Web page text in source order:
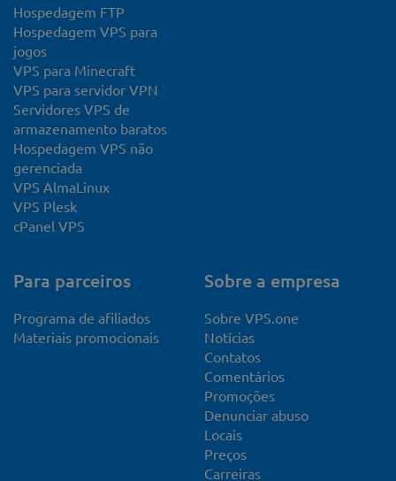
Hospedagem FTP
Hospedagem VPS para
jogos
VPS para Minecraft
VPS para servidor VPN
Servidores VPS de
armazenamento baratos
Hospedagem VPS não
gerenciada
VPS AlmaLinux
VPS Plesk
cPanel VPS
Para parceiros
Programa de afiliados
Materiais promocionais
Sobre a empresa
Sobre VPS.one
Notícias
Contatos
Comentários
Promoções
Denunciar abuso
Locais
Preços
Carreiras